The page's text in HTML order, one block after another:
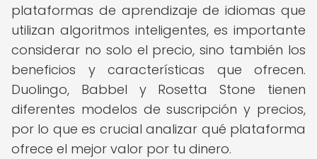
plataformas de aprendizaje de idiomas que
utilizan algoritmos inteligentes, es importante
considerar no solo el precio, sino también los
beneficios y características que ofrecen.
Duolingo, Babbel y Rosetta Stone tienen
diferentes modelos de suscripción y precios,
por lo que es crucial analizar qué plataforma
ofrece el mejor valor por tu dinero.